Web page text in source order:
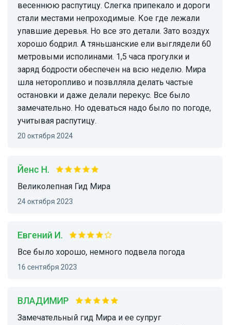
весеннюю распутицу. Слегка припекало и дороги
стали местами непроходимые. Кое где лежали
упавшие деревья. Но все это детали. Зато воздух
хорошо бодрил. А тяньшанские ели выглядели 60
метровыми исполинами. 1,5 часа прогулки и
заряд бодрости обеспечен на всю неделю. Мира
шла неторопливо и позвлляла делать частые
остановки и даже делали перекус. Все было
замечательно. Но одеваться надо было по погоде,
учитывая распутицу.
20 октября 2024
Йенс Н.
Великолепная Гид Мира
24 октября 2023
Евгений И.
Все было хорошо, немного подвела погода
16 сентября 2023
ВЛАДИМИР
Замечательный гид Мира и ее супруг